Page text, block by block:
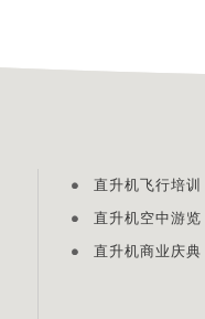
直升机飞行培训
直升机空中游览
直升机商业庆典